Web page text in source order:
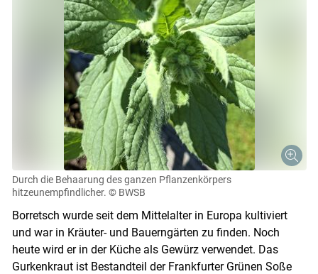
Skip to main content
Durch die Behaarung des ganzen Pflanzenkörpers
hitzeunempfindlicher. © BWSB
Borretsch wurde seit dem Mittelalter in Europa kultiviert
und war in Kräuter- und Bauerngärten zu finden. Noch
heute wird er in der Küche als Gewürz verwendet. Das
Gurkenkraut ist Bestandteil der Frankfurter Grünen Soße